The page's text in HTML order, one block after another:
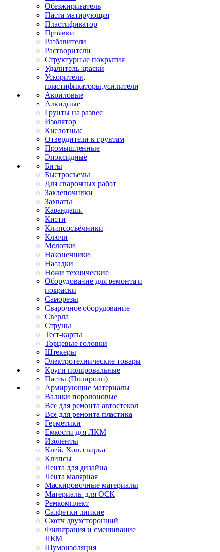
Обезжириватель
Паста матирующяя
Пластификатор
Проявки
Разбавители
Растворители
Структурные покрытия
Удалитель краски
Ускорители,
пластификаторы,усилители
Акриловые
Алкидные
Грунты на развес
Изолятор
Кислотные
Отвердители к грунтам
Промышленные
Эпоксидные
Биты
Быстросъемы
Для сварочных работ
Заклепочники
Захваты
Карандаши
Кисти
Клипсосъёмники
Ключи
Молотки
Наконечники
Насадки
Ножи технические
Оборудование для ремонта и
покраски
Саморезы
Сварочное оборудование
Сверла
Струны
Тест-карты
Торцевые головки
Штекеры
Электротехнические товары
Круги полировальные
Пасты (Полироли)
Армирующие материалы
Валики поролоновые
Все для ремонта автостекол
Все для ремонта пластика
Герметики
Емкости для ЛКМ
Изоленты
Клей, Хол. сварка
Клипсы
Лента для дизайна
Лента малярная
Маскировочные материалы
Материалы для ОСК
Ремкомплект
Салфетки липкие
Скотч двухсторонний
Фильтрация и смешивание
ЛКМ
Шумоизоляция